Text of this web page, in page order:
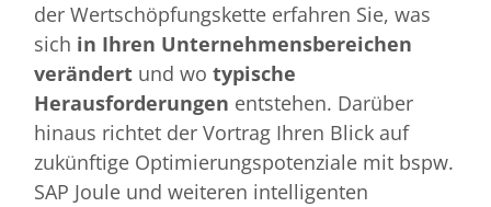
der Wertschöpfungskette erfahren Sie, was
sich in Ihren Unternehmensbereichen
verändert und wo typische
Herausforderungen entstehen. Darüber
hinaus richtet der Vortrag Ihren Blick auf
zukünftige Optimierungspotenziale mit bspw.
SAP Joule und weiteren intelligenten